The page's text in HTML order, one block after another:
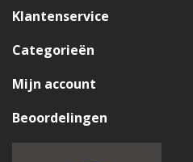
Klantenservice
Categorieën
Mijn account
Beoordelingen